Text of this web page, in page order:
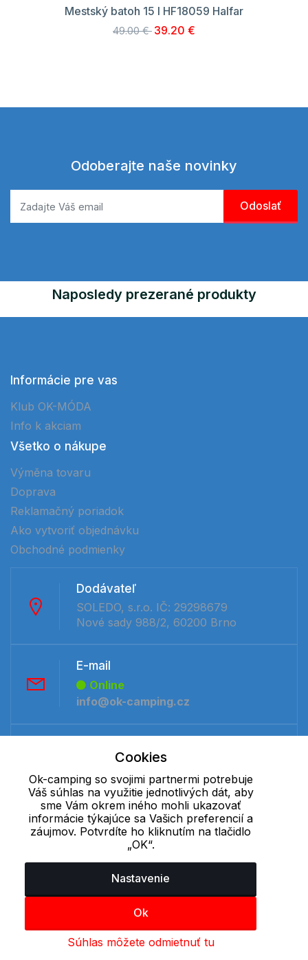
Mestský batoh 15 l HF18059 Halfar
49.00 € 39.20 €
Odoberajte naše novinky
Naposledy prezerané produkty
Informácie pre vas
Klub OK-MÓDA
Info k akciam
Všetko o nákupe
Výměna tovaru
Doprava
Reklamačný poriadok
Ako vytvoriť objednávku
Obchodné podmienky
Dodávateľ
SOLEDO, s.r.o. IČ: 29298679
Nové sady 988/2, 60200 Brno
E-mail
Online
info@ok-camping.cz
Offline
+421 277 270 091
Cookie - podrobné nastavenie| Ďalšie informácie|Spracovanie
osobných údajov
Cookies
Ok-camping so svojimi partnermi potrebuje
Váš súhlas na využitie jednotlivých dát, aby
sme Vám okrem iného mohli ukazovať
informácie týkajúce sa Vašich preferencií a
záujmov. Potvrdíte ho kliknutím na tlačidlo
„OK“.
Nastavenie
Ok
Súhlas môžete odmietnuť tu